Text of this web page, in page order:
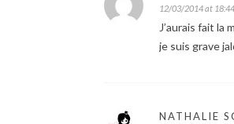
12/03/2014 at 18:44
J’aurais fait la
je suis grave
NATHALIE